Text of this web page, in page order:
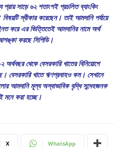
প্রায় সাড়ে ৬২ শতাংশই প্রচলিত ব্যাংকিং
বিষয়টি স্বীকার করেছেন। তাই আমদানি পর্যায়ে
করে এর ভিত্তিতেই আমদানির নামে অর্থ
করছে সিপিডি।
থেকে বেসরকারি খাতের বিনিয়োগে
বেসরকারি খাতে ঋণপ্রবাহও কম। সেখানে
আমদানি মূল্য অস্বাভাবিক বৃদ্ধি সন্দেহজনক
মনে করা হচ্ছে।
X WhatsApp